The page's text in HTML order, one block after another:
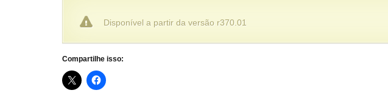
Disponível a partir da versão r370.01
Compartilhe isso: